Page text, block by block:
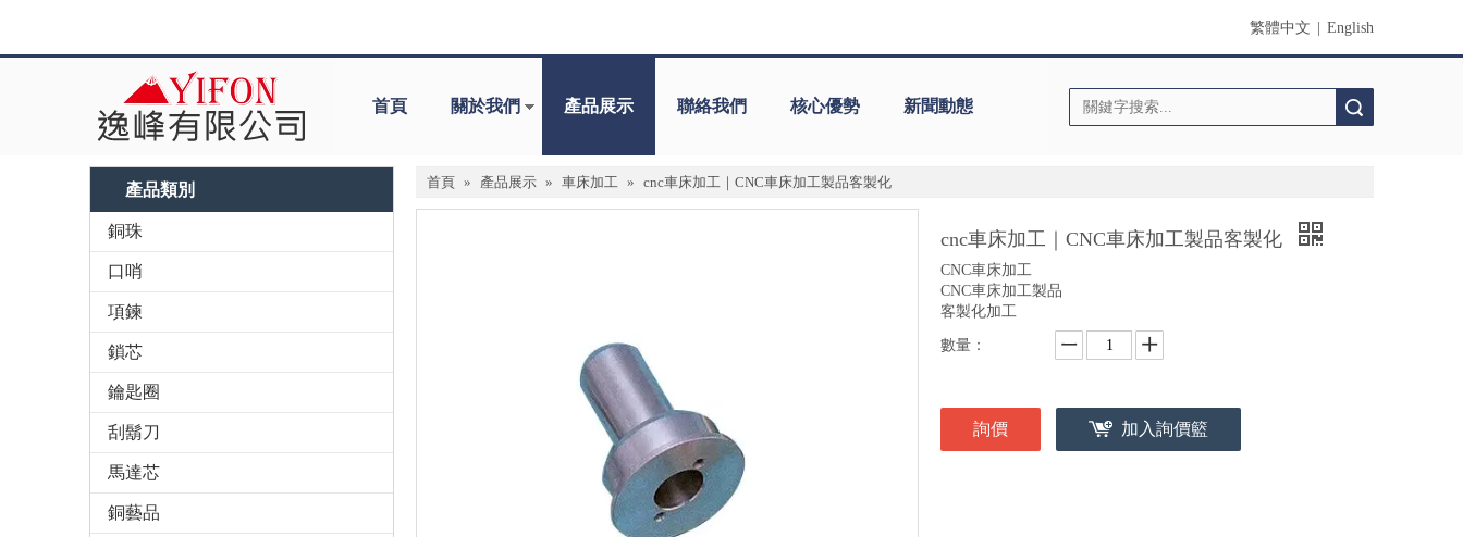
繁體中文 English
首頁 關於我們 產品展示 聯絡我們 核心優勢 新聞動態
產品類別
銅珠
口哨
項鍊
鎖芯
鑰匙圈
刮鬍刀
馬達芯
銅藝品
首頁 » 產品展示 » 車床加工 » cnc車床加工｜CNC車床加工製品客製化
cnc車床加工｜CNC車床加工製品客製化
CNC車床加工
CNC車床加工製品
客製化加工
數量：
詢價 加入詢價籃